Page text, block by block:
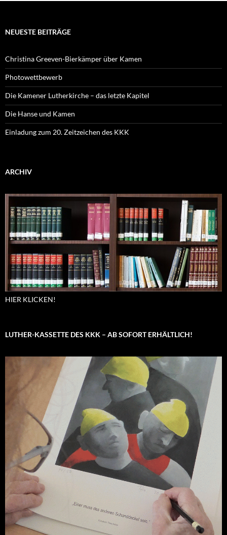
NEUESTE BEITRÄGE
Christina Greeven-Bierkämper über Kamen
Photowettbewerb
Die Kamener Lutherkirche – das letzte Kapitel
Die Hanse und Kamen
Einladung zum 20. Zeitzeichen des KKK
ARCHIV
HIER KLICKEN!
LUTHER-KASSETTE DES KKK – AB SOFORT ERHÄLTLICH!